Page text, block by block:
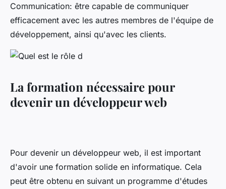
Communication: être capable de communiquer
efficacement avec les autres membres de l'équipe de
développement, ainsi qu'avec les clients.
La formation nécessaire pour
devenir un développeur web
Pour devenir un développeur web, il est important
d'avoir une formation solide en informatique. Cela
peut être obtenu en suivant un programme d'études